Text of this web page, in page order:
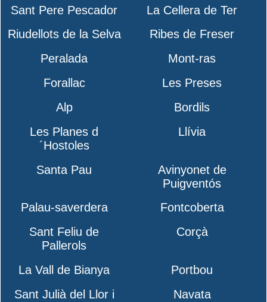
Sant Pere Pescador
La Cellera de Ter
Riudellots de la Selva
Ribes de Freser
Peralada
Mont-ras
Forallac
Les Preses
Alp
Bordils
Les Planes d
´Hostoles
Llívia
Santa Pau
Avinyonet de
Puigventós
Palau-saverdera
Fontcoberta
Sant Feliu de
Pallerols
Corçà
La Vall de Bianya
Portbou
Sant Julià del Llor i
Navata